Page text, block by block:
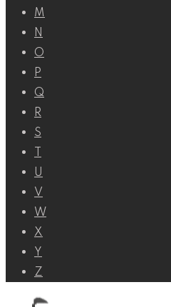
M
N
O
P
Q
R
S
U
V
W
X
Y
Z